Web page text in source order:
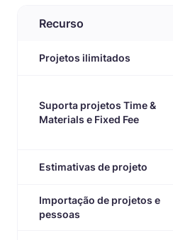
Recurso
Projetos ilimitados
Suporta projetos Time &
Materials e Fixed Fee
Estimativas de projeto
Importação de projetos e
pessoas